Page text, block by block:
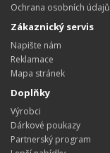
Ochrana osobních údajů
Zákaznický servis
Napište nám
Reklamace
Mapa stránek
Doplňky
Výrobci
Dárkové poukazy
Partnerský program